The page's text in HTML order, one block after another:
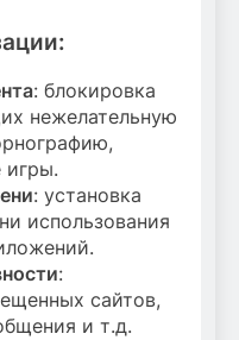
: блокировка
нежелательную
игры.
: установка
использования
:
сайтов,
и т.д.